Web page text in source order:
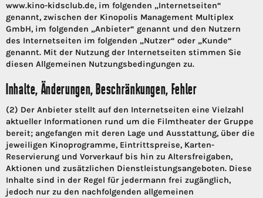
www.kino-kidsclub.de, im folgenden „Internetseiten“
genannt, zwischen der Kinopolis Management Multiplex
GmbH, im folgenden „Anbieter“ genannt und den Nutzern
des Internetseiten im folgenden „Nutzer“ oder „Kunde“
genannt. Mit der Nutzung der Internetseiten stimmen Sie
diesen Allgemeinen Nutzungsbedingungen zu.
Inhalte, Änderungen, Beschränkungen, Fehler
(2) Der Anbieter stellt auf den Internetseiten eine Vielzahl
aktueller Informationen rund um die Filmtheater der Gruppe
bereit; angefangen mit deren Lage und Ausstattung, über die
jeweiligen Kinoprogramme, Eintrittspreise, Karten-
Reservierung und Vorverkauf bis hin zu Altersfreigaben,
Aktionen und zusätzlichen Dienstleistungsangeboten. Diese
Inhalte sind in der Regel für jedermann frei zugänglich,
jedoch nur zu den nachfolgenden allgemeinen